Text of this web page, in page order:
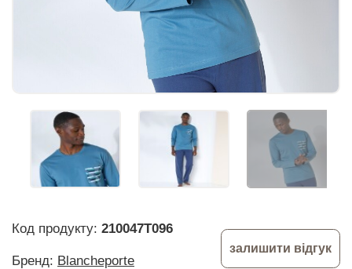
Код продукту: 210047T096
Бренд: Blancheporte
залишити відгук